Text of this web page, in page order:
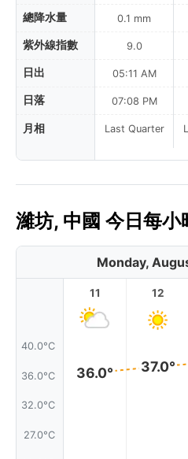
總降水量
紫外線指數
日出
日落
月相
0.1 mm
9.0
05:11 AM
07:08 PM
Last Quarter
濰坊, 中國 今日每
Monday,
40.0°C
36.0°C
32.0°C
27.0°C
11
36.0°
12
37.0°